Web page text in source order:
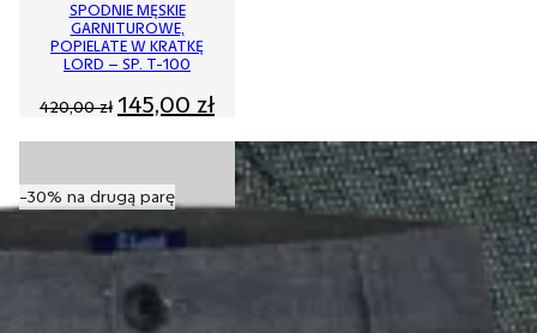
SPODNIE MĘSKIE
GARNITUROWE,
POPIELATE W KRATKĘ
LORD – SP. T-100
420,00zł Pierwotna
cena
145,00 złAktualna
cena
145,00 zł.
-30% na drugą parę